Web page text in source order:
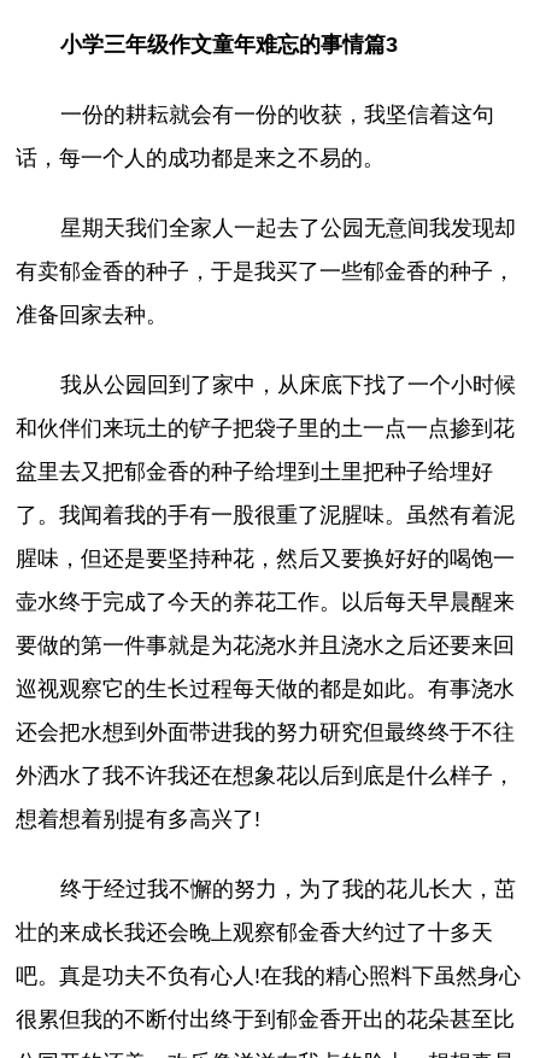
小学三年级作文童年难忘的事情篇3
一份的耕耘就会有一份的收获，我坚信着这句
话，每一个人的成功都是来之不易的。
星期天我们全家人一起去了公园无意间我发现却
有卖郁金香的种子，于是我买了一些郁金香的种子，
准备回家去种。
我从公园回到了家中，从床底下找了一个小时候
和伙伴们来玩土的铲子把袋子里的土一点一点掺到花
盆里去又把郁金香的种子给埋到土里把种子给埋好
了。我闻着我的手有一股很重了泥腥味。虽然有着泥
腥味，但还是要坚持种花，然后又要换好好的喝饱一
壶水终于完成了今天的养花工作。以后每天早晨醒来
要做的第一件事就是为花浇水并且浇水之后还要来回
巡视观察它的生长过程每天做的都是如此。有事浇水
还会把水想到外面带进我的努力研究但最终终于不往
外洒水了我不许我还在想象花以后到底是什么样子，
想着想着别提有多高兴了!
终于经过我不懈的努力，为了我的花儿长大，茁
壮的来成长我还会晚上观察郁金香大约过了十多天
吧。真是功夫不负有心人!在我的精心照料下虽然身心
很累但我的不断付出终于到郁金香开出的花朵甚至比